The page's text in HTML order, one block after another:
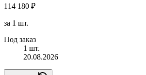
114 180 ₽
за 1 шт.
Под заказ
1 шт.
20.08.2026